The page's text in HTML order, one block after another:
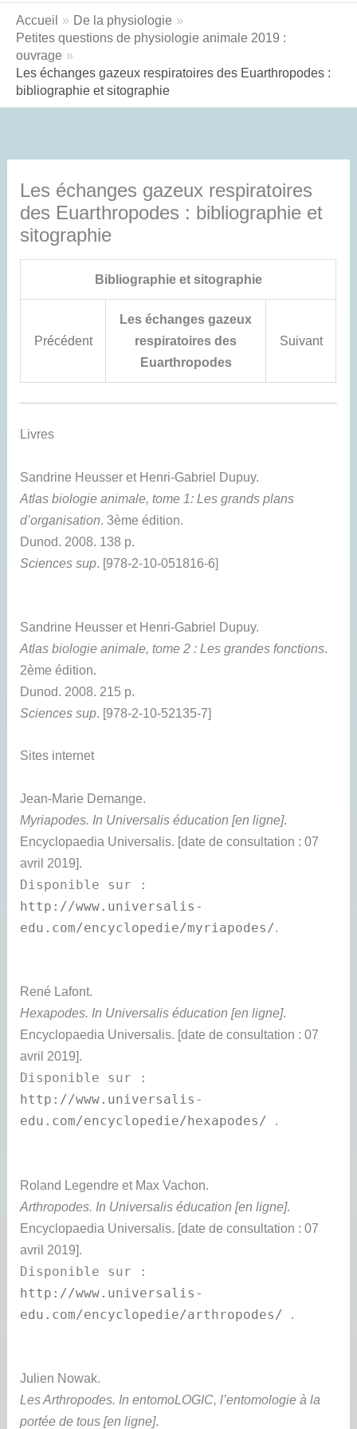
Accueil
De la physiologie
Petites questions de physiologie animale 2019 :
ouvrage
Les échanges gazeux respiratoires des Euarthropodes :
bibliographie et sitographie
Les échanges gazeux respiratoires
des Euarthropodes : bibliographie et
sitographie
Bibliographie et sitographie
Précédent
Les échanges gazeux
respiratoires des
Euarthropodes
Suivant
Livres
Sandrine Heusser et Henri-Gabriel Dupuy.
Atlas biologie animale, tome 1: Les grands plans
d’organisation.3ème édition.
Dunod. 2008. 138 p.
Sciences sup. [978-2-10-051816-6]
Sandrine Heusser et Henri-Gabriel Dupuy.
Atlas biologie animale, tome 2 : Les grandes fonctions.
2ème édition.
Dunod. 2008. 215 p.
Sciences sup. [978-2-10-52135-7]
Sites internet
Jean-Marie Demange.
Myriapodes. In Universalis éducation [en ligne].
Encyclopaedia Universalis. [date de consultation : 07
avril 2019].
Disponible sur :
http://www.universalis-
edu.com/encyclopedie/myriapodes/.
René Lafont.
Hexapodes. In Universalis éducation [en ligne].
Encyclopaedia Universalis. [date de consultation : 07
avril 2019].
Disponible sur :
http://www.universalis-
edu.com/encyclopedie/hexapodes/
.
Roland Legendre et Max Vachon.
Arthropodes. In Universalis éducation [en ligne].
Encyclopaedia Universalis. [date de consultation : 07
avril 2019].
Disponible sur :
http://www.universalis-
edu.com/encyclopedie/arthropodes/
.
Julien Nowak.
Les Arthropodes. In entomoLOGIC, l’entomologie à la
portée de tous [en ligne].